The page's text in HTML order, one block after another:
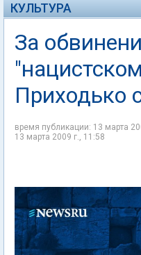
КУЛЬТУРА
За
Приходько
время публикации: 13 марта
13 марта 2009 г., 11:58